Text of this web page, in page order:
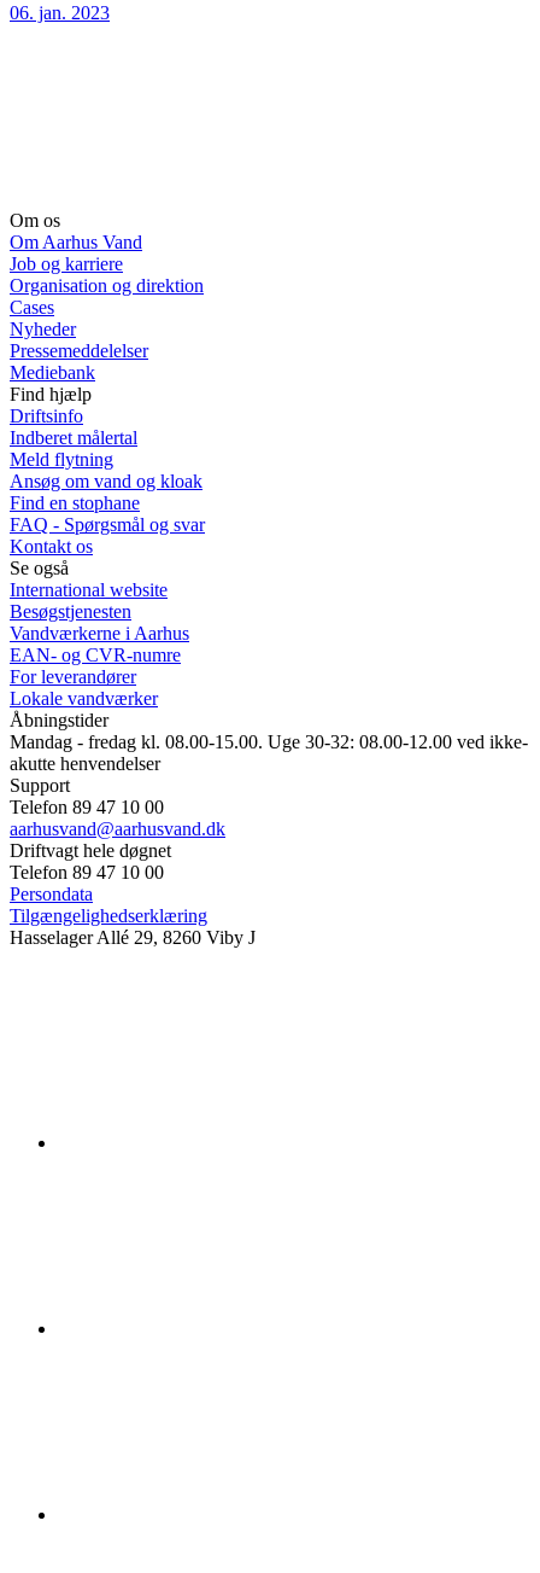
06. jan. 2023
Om os
Om Aarhus Vand
Job og karriere
Organisation og direktion
Cases
Nyheder
Pressemeddelelser
Mediebank
Find hjælp
Driftsinfo
Indberet målertal
Meld flytning
Ansøg om vand og kloak
Find en stophane
FAQ - Spørgsmål og svar
Kontakt os
Se også
International website
Besøgstjenesten
Vandværkerne i Aarhus
EAN- og CVR-numre
For leverandører
Lokale vandværker
Åbningstider
Mandag - fredag kl. 08.00-15.00. Uge 30-32: 08.00-12.00 ved ikke-
akutte henvendelser
Support
Telefon 89 47 10 00
aarhusvand@aarhusvand.dk
Driftvagt hele døgnet
Telefon 89 47 10 00
Persondata
Tilgængelighedserklæring
Hasselager Allé 29, 8260 Viby J